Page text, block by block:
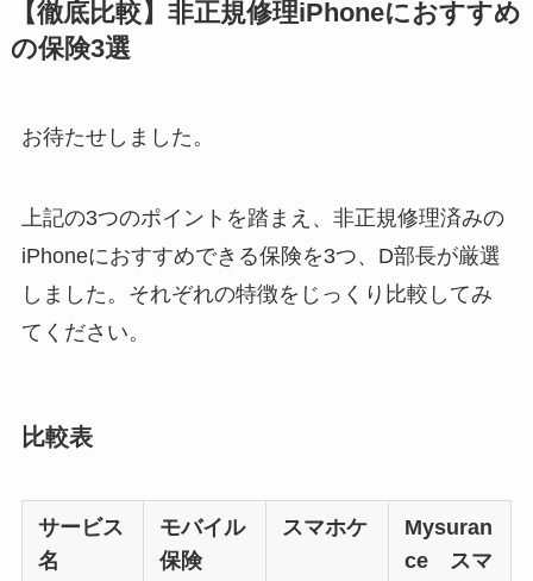
【徹底比較】非正規修理iPhoneにおすすめ
の保険3選
お待たせしました。
上記の3つのポイントを踏まえ、非正規修理済みの
iPhoneにおすすめできる保険を3つ、D部長が厳選
しました。それぞれの特徴をじっくり比較してみ
てください。
比較表
サービス
名
モバイル
保険
スマホケ
Mysuran
ce
スマ